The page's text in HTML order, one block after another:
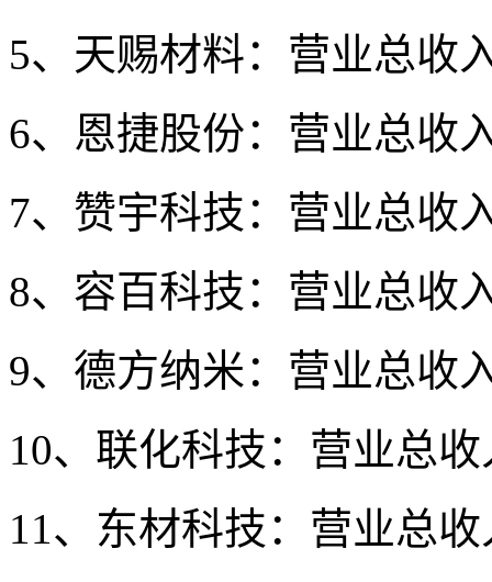
5、天赐材料：营业总收
6、恩捷股份：营业总收
7、赞宇科技：营业总收
8、容百科技：营业总收
9、德方纳米：营业总收
10、联化科技：营业总
11、东材科技：营业总